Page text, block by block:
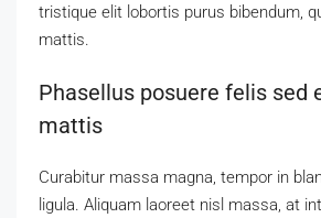
tristique elit lobortis purus bibendum,
mattis.
Phasellus posuere felis sed
mattis
Curabitur massa magna, tempor in
ligula. Aliquam laoreet nisl massa, at